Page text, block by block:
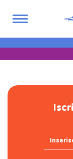
main
Toggle